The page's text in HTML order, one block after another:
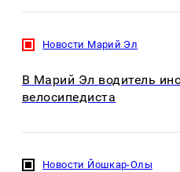
Новости Марий Эл
В Марий Эл водитель
велосипедиста
Новости Йошкар-Олы